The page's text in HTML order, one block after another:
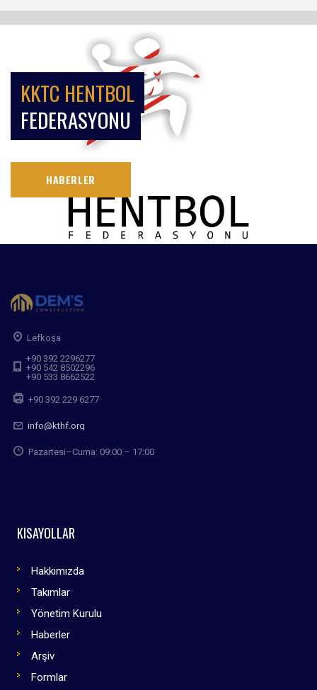
KKTC HENTBOL
FEDERASYONU
HABERLER
Lefkoşa
+90 392 2296277
+90 542 8502296
+90 533 8662522
+90 392 229 6277
info@kthf.org
Pazartesi–Cuma: 09:00 – 17:00
KISAYOLLAR
Hakkımızda
Takımlar
Yönetim Kurulu
Haberler
Arşiv
Formlar